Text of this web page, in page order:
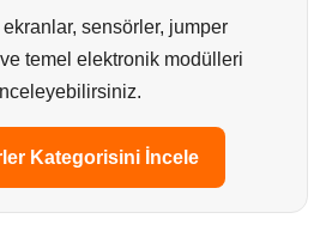
sensörler, jumper
temel elektronik modülleri
Kategorisini İncele